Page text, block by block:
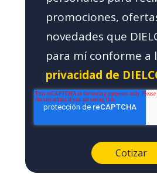
promociones,
novedades que
para mí conforme a
privacidad de